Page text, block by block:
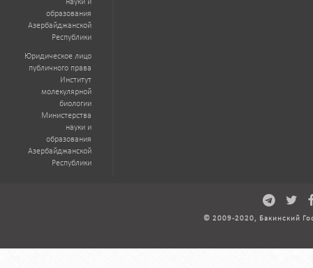
науки и
образования
Азербайджанской
Республики
Юридическое лицо
публичного права
Институт
молекулярной
биологии
Министерства
науки и
образования
Азербайджанской
Республики
© 2009-2020, Бакинский